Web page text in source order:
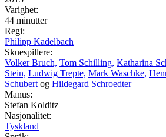
Varighet:
44 minutter
Regi:
Philipp Kadelbach
Skuespillere:
Volker Bruch, Tom Schilling, Katharina
Stein, Ludwig Trepte, Mark Waschke,
Schubert og Hildegard Schroedter
Manus:
Stefan Kolditz
Nasjonalitet:
Tyskland